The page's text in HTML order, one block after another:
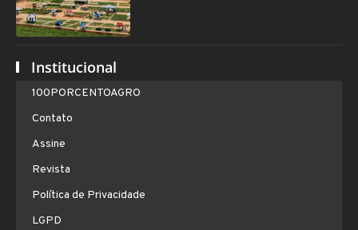
Institucional
100PORCENTOAGRO
Contato
Assine
Revista
Política de Privacidade
LGPD